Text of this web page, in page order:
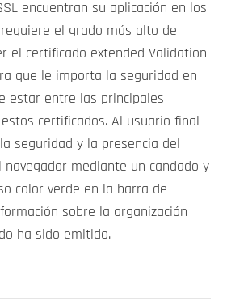
encuentran su aplicación en los
el grado más alto de
el certificado extended Validation
que le importa la seguridad en
estar entre las principales
certificados. Al usuario final
seguridad y la presencia del
navegador mediante un candado y
color verde en la barra de
sobre la organización
ha sido emitido.